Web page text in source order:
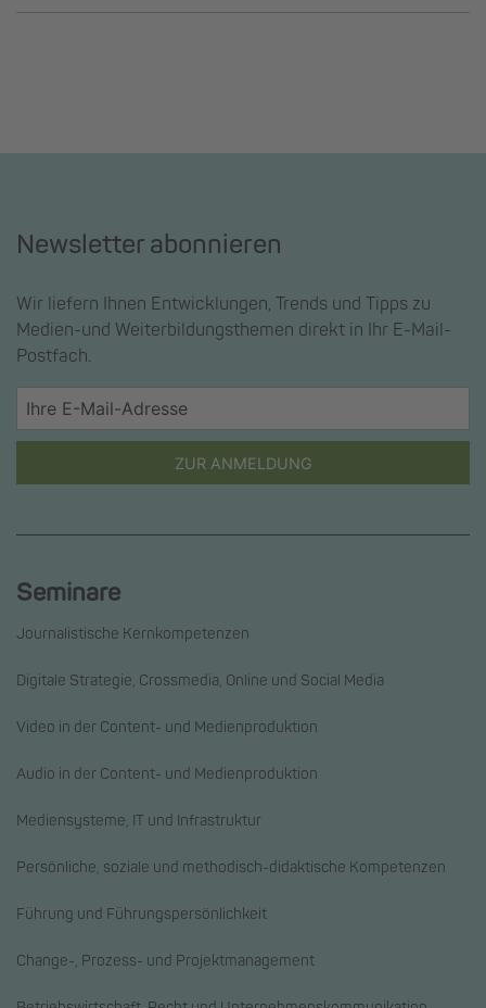
Newsletter abonnieren
Wir liefern Ihnen Entwicklungen, Trends und Tipps zu
Medien-und Weiterbildungsthemen direkt in Ihr E-Mail-
Postfach.
ZUR ANMELDUNG
Seminare
Journalistische Kernkompetenzen
Digitale Strategie, Crossmedia, Online und Social Media
Video in der Content- und Medienproduktion
Audio in der Content- und Medienproduktion
Mediensysteme, IT und Infrastruktur
Persönliche, soziale und methodisch-didaktische Kompetenzen
Führung und Führungspersönlichkeit
Change-, Prozess- und Projektmanagement